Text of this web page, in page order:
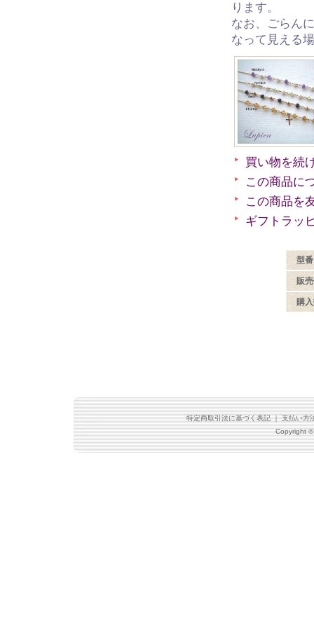
ります。
なお、ごらん
なって見える
買い物を続
この商品に
この商品を
ギフトラッ
型番
販
購
特定商取引法に基づく表記｜支払い方
Copyright